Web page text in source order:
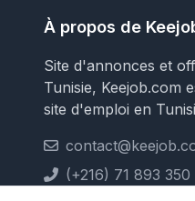
À propos de
Site d'annonces et
Tunisie, Keejob.com
site d'emploi en
(+216) 71 893 350